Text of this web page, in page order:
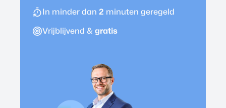
In minder dan 2 minuten geregeld
Vrijblijvend & gratis